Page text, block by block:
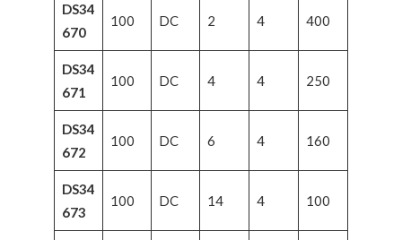
DS34
670
100 DC 2 4 400
DS34
671
100 DC 4 4 250
DS34
672
100 DC 6 4 160
DS34
673
100 DC 14 4 100